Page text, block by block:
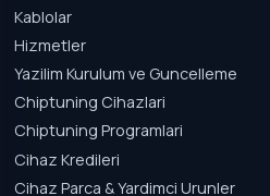
Kablolar
Hizmetler
Yazilim Kurulum ve Guncelleme
Chiptuning Cihazlari
Chiptuning Programlari
Cihaz Kredileri
Cihaz Parca & Yardimci Urunler